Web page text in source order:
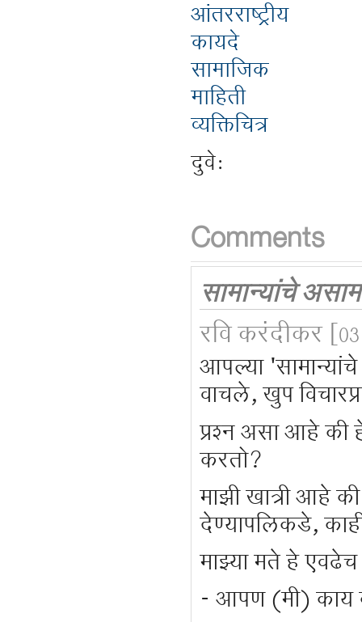
आंतरराष्ट्रीय
कायदे
सामाजिक
माहिती
व्यक्तिचित्र
दुवे:
Comments
सामान्यांचे
रवि करंदीकर
आपल्या
वाचले, खुप
प्रश्न असा आहे की
करतो?
माझी खात्री आहे
देण्यापलिकडे,
माझ्या मते हे एवढेच
- आपण (मी) काय